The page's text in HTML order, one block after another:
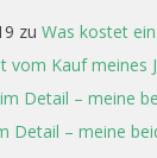
zu Was kostet
vom Kauf meines
Detail – meine
Detail – meine